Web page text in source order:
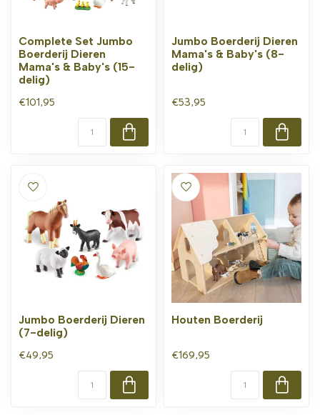
Complete Set Jumbo
Boerderij Dieren
Mama's & Baby's (15-
delig)
€101,95
Jumbo Boerderij Dieren
Mama's & Baby's (8-
delig)
€53,95
Jumbo Boerderij Dieren
(7-delig)
€49,95
Houten Boerderij
€169,95